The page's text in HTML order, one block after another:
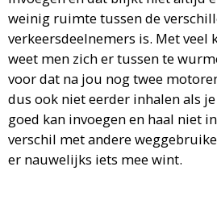
weinig ruimte tussen de
verkeersdeelnemers is. Met veel
weet men zich er tussen te
voor dat na jou nog twee
dus ook niet eerder inhalen als
goed kan invoegen en haal niet
verschil met andere
er nauwelijks iets mee wint.